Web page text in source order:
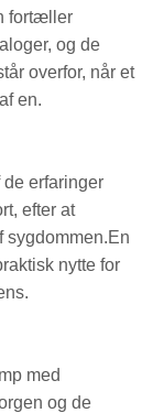
fortæller
og de
overfor, når et
en.
erfaringer
efter at
sygdommen.En
nytte for
med
og de